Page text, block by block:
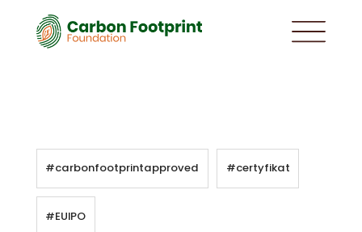
#carbonfootprintapproved #certyfikat
#EUIPO